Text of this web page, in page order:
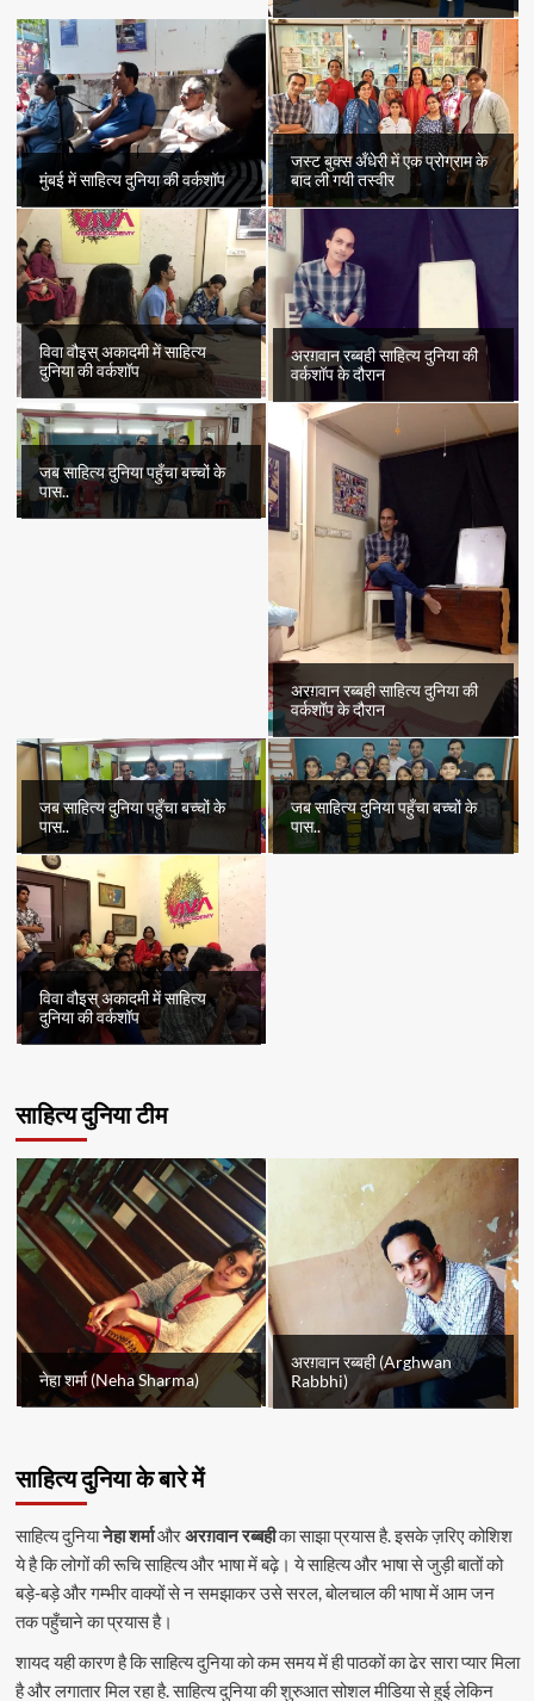
मुंबई में साहित्य दुनिया की वर्कशॉप
जस्ट बुक्स अँधेरी में एक प्रोग्राम के
बाद ली गयी तस्वीर
विवा वौइस् अकादमी में साहित्य
दुनिया की वर्कशॉप
अरग़वान रब्बही साहित्य दुनिया की
वर्कशॉप के दौरान
जब साहित्य दुनिया पहुँचा बच्चों के
पास..
अरग़वान रब्बही साहित्य दुनिया की
वर्कशॉप के दौरान
जब साहित्य दुनिया पहुँचा बच्चों के
पास..
जब साहित्य दुनिया पहुँचा बच्चों के
पास..
विवा वौइस् अकादमी में साहित्य
दुनिया की वर्कशॉप
साहित्य दुनिया टीम
नेहा शर्मा (Neha Sharma)
अरग़वान रब्बही (Arghwan
Rabbhi)
साहित्य दुनिया के बारे में
साहित्य दुनियानेहा शर्माऔरअरग़वान रब्बहीका साझा प्रयास है. इसके ज़रिए कोशिश
ये है कि लोगों की रूचि साहित्य और भाषा में बढ़े। ये साहित्य और भाषा से जुड़ी बातों को
बड़े-बड़े और गम्भीर वाक्यों से न समझाकर उसे सरल, बोलचाल की भाषा में आम जन
तक पहुँचाने का प्रयास है।
शायद यही कारण है कि साहित्य दुनिया को कम समय में ही पाठकों का ढेर सारा प्यार मिला
है और लगातार मिल रहा है. साहित्य दुनिया की शुरुआत सोशल मीडिया से हुई लेकिन